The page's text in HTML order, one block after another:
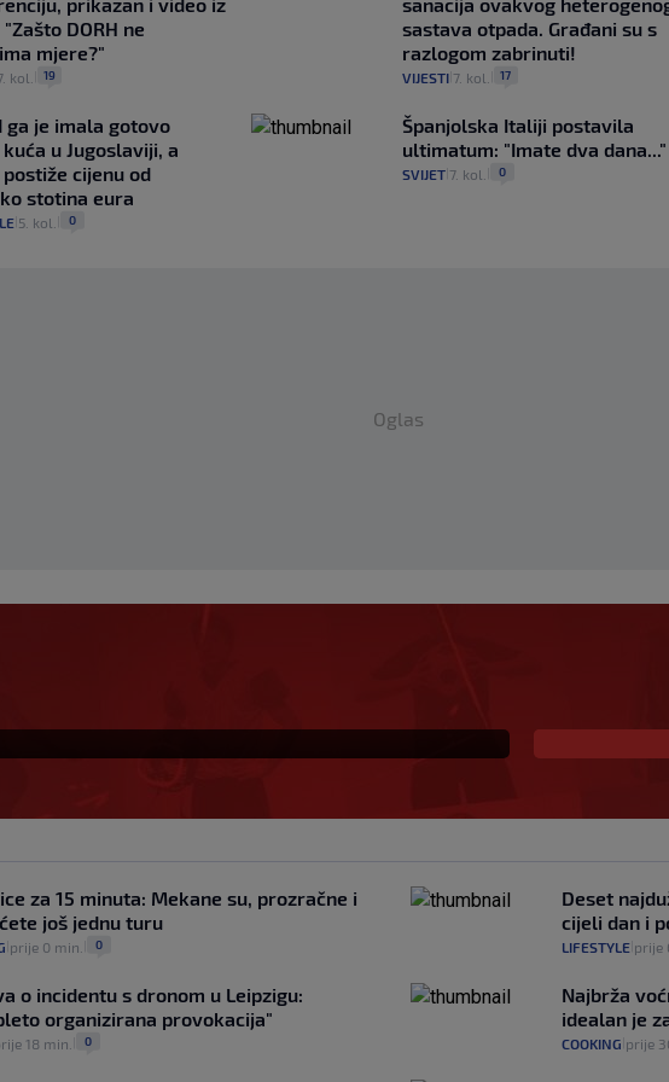
DORH ne
mjere?"
kol. 19
sastava otpada. Građani su s
razlogom zabrinuti!
VIJESTI| 7. kol. 17
ga je imala gotovo
u Jugoslaviji, a
cijenu od
stotina eura
5. kol. 0
Španjolska Italiji postavila
ultimatum: "Imate dva dana..."
SVIJET| 7. kol. 0
Oglas
s Milanom i sada je
Boban je upravo to i
za 15 minuta: Mekane su, prozračne i
još jednu turu
prije 0 min. 0
Deset
cijeli dan i
LIFESTYLE prije
o incidentu s dronom u Leipzigu:
organizirana provokacija"
18 min. 0
Najbrža
idealan je
COOKING prije